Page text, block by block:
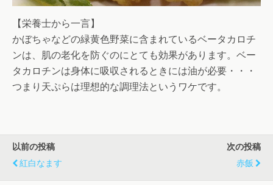
【栄養士から一言】
かぼちゃなどの緑黄色野菜に含まれているベータカロチ
ンは、肌の老化を防ぐのにとても効果があります。ベー
タカロチンは身体に吸収されるときには油が必要・・・
つまり天ぷらは理想的な調理法というワケです。
以前の投稿
紅白なます
次の投稿
赤飯